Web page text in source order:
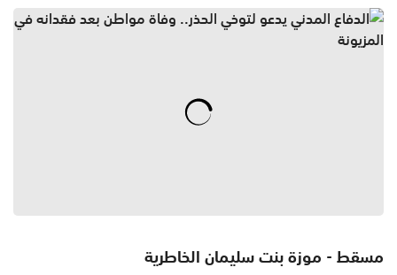
مسقط - موزة بنت سليمان الخاطرية